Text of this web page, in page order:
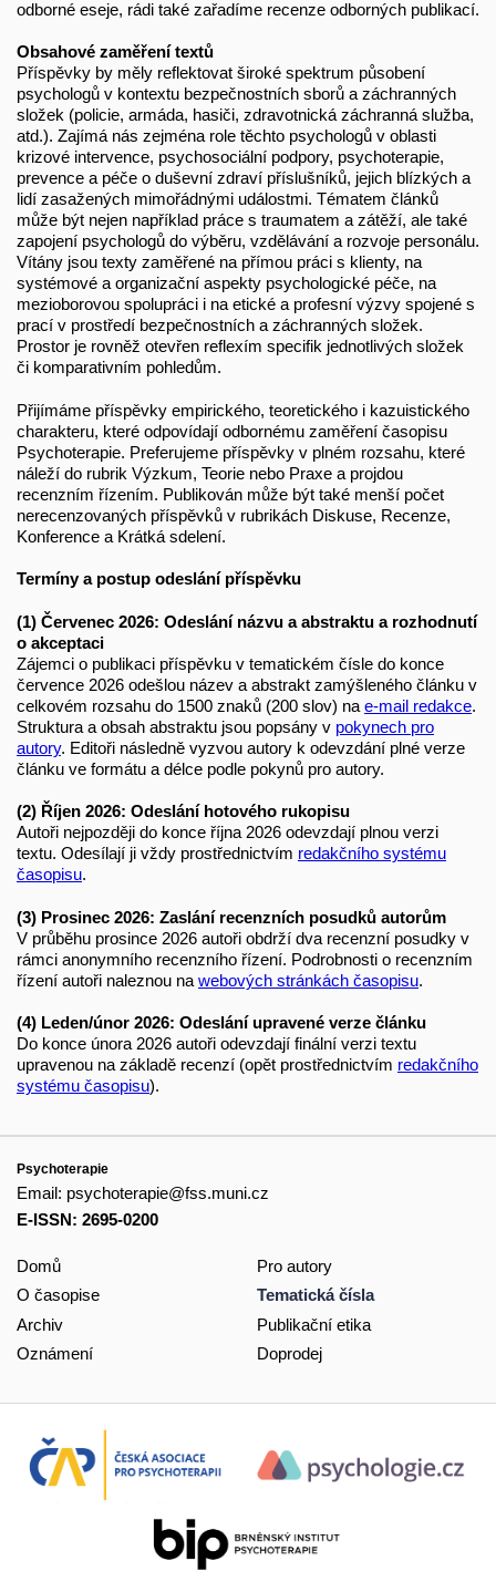
odborné eseje, rádi také zařadíme recenze odborných publikací.
Obsahové zaměření textů
Příspěvky by měly reflektovat široké spektrum působení
psychologů v kontextu bezpečnostních sborů a záchranných
složek (policie, armáda, hasiči, zdravotnická záchranná služba,
atd.). Zajímá nás zejména role těchto psychologů v oblasti
krizové intervence, psychosociální podpory, psychoterapie,
prevence a péče o duševní zdraví příslušníků, jejich blízkých a
lidí zasažených mimořádnými událostmi. Tématem článků
může být nejen například práce s traumatem a zátěží, ale také
zapojení psychologů do výběru, vzdělávání a rozvoje personálu.
Vítány jsou texty zaměřené na přímou práci s klienty, na
systémové a organizační aspekty psychologické péče, na
mezioborovou spolupráci i na etické a profesní výzvy spojené s
prací v prostředí bezpečnostních a záchranných složek.
Prostor je rovněž otevřen reflexím specifik jednotlivých složek
či komparativním pohledům.
Přijímáme příspěvky empirického, teoretického i kazuistického
charakteru, které odpovídají odbornému zaměření časopisu
Psychoterapie. Preferujeme příspěvky v plném rozsahu, které
náleží do rubrik Výzkum, Teorie nebo Praxe a projdou
recenzním řízením. Publikován může být také menší počet
nerecenzovaných příspěvků v rubrikách Diskuse, Recenze,
Konference a Krátká sdelení.
Termíny a postup odeslání příspěvku
(1) Červenec 2026: Odeslání názvu a abstraktu a rozhodnutí
o akceptaci
Zájemci o publikaci příspěvku v tematickém čísle do konce
července 2026 odešlou název a abstrakt zamýšleného článku v
celkovém rozsahu do 1500 znaků (200 slov) na e-mail redakce.
Struktura a obsah abstraktu jsou popsány v pokynech pro
autory. Editoři následně vyzvou autory k odevzdání plné verze
článku ve formátu a délce podle pokynů pro autory.
(2) Říjen 2026: Odeslání hotového rukopisu
Autoři nejpozději do konce října 2026 odevzdají plnou verzi
textu. Odesílají ji vždy prostřednictvím redakčního systému
časopisu.
(3) Prosinec 2026: Zaslání recenzních posudků autorům
V průběhu prosince 2026 autoři obdrží dva recenzní posudky v
rámci anonymního recenzního řízení. Podrobnosti o recenzním
řízení autoři naleznou na webových stránkách časopisu.
(4) Leden/únor 2026: Odeslání upravené verze článku
Do konce února 2026 autoři odevzdají finální verzi textu
upravenou na základě recenzí (opět prostřednictvím redakčního
systému časopisu).
Psychoterapie
Email: psychoterapie@fss.muni.cz
E-ISSN: 2695-0200
Domů
O časopise
Archiv
Oznámení
Pro autory
Tematická čísla
Publikační etika
Doprodej